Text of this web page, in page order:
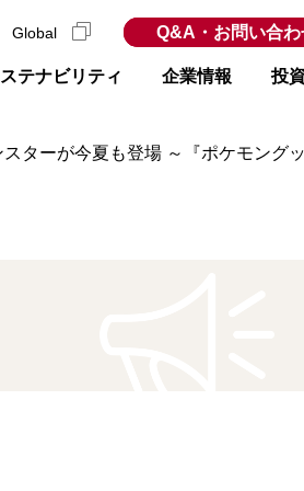
テナビリティ 企業情報 投
Global Q&A・お問い合わ
ターが今夏も登場 ～『ポケモング